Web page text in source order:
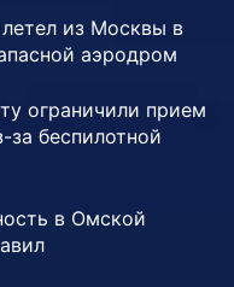
из Москвы в
аэродром
ограничили прием
за беспилотной
в Омской